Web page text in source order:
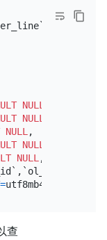
(
NULL
NULL
NULL,
NULL
NULL,
=utf8mb4
查